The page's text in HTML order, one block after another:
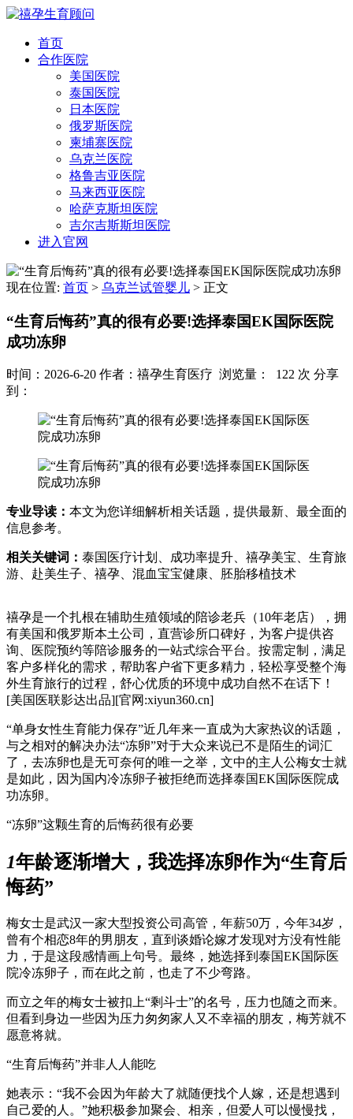
首页
合作医院
美国医院
泰国医院
日本医院
俄罗斯医院
柬埔寨医院
乌克兰医院
格鲁吉亚医院
马来西亚医院
哈萨克斯坦医院
吉尔吉斯斯坦医院
进入官网
现在位置: 首页 > 乌克兰试管婴儿 > 正文
“生育后悔药”真的很有必要!选择泰国EK国际医院
成功冻卵
时间：2026-6-20 作者：禧孕生育医疗 浏览量： 122 次 分享
到：
专业导读： 本文为您详细解析相关话题，提供最新、最全面的
信息参考。
相关关键词： 泰国医疗计划、成功率提升、禧孕美宝、生育旅
游、赴美生子、禧孕、混血宝宝健康、胚胎移植技术
禧孕是一个扎根在辅助生殖领域的陪诊老兵（10年老店），拥
有美国和俄罗斯本土公司，直营诊所口碑好，为客户提供咨
询、医院预约等陪诊服务的一站式综合平台。按需定制，满足
客户多样化的需求，帮助客户省下更多精力，轻松享受整个海
外生育旅行的过程，舒心优质的环境中成功自然不在话下！
[美国医联影达出品][官网:xiyun360.cn]
“单身女性生育能力保存”近几年来一直成为大家热议的话题，
与之相对的解决办法“冻卵”对于大众来说已不是陌生的词汇
了，去冻卵也是无可奈何的唯一之举，文中的主人公梅女士就
是如此，因为国内冷冻卵子被拒绝而选择泰国EK国际医院成
功冻卵。
“冻卵”这颗生育的后悔药很有必要
1年龄逐渐增大，我选择冻卵作为“生育后
悔药”
梅女士是武汉一家大型投资公司高管，年薪50万，今年34岁，
曾有个相恋8年的男朋友，直到谈婚论嫁才发现对方没有性能
力，于是这段感情画上句号。最终，她选择到泰国EK国际医
院冷冻卵子，而在此之前，也走了不少弯路。
而立之年的梅女士被扣上“剩斗士”的名号，压力也随之而来。
但看到身边一些因为压力匆匆家人又不幸福的朋友，梅芳就不
愿意将就。
“生育后悔药”并非人人能吃
她表示：“我不会因为年龄大了就随便找个人嫁，还是想遇到
自己爱的人。”她积极参加聚会、相亲，但爱人可以慢慢找，